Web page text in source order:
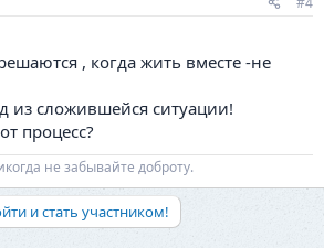
, когда жить вместе -не
из сложившейся ситуации!
процесс?
не забывайте доброту.
и стать участником!